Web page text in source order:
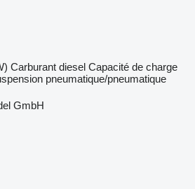
Carburant diesel Capacité de charge
pneumatique/pneumatique
GmbH